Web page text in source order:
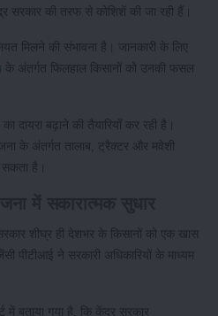
सरकार की तरफ से कोशिशें की जा रही हैं।
मिलने की संभावना है। जानकारी के लिए
के अंतर्गत फिलहाल किसानों को उनकी फसल
दायरा बढ़ाने की तैयारियाँ कर रही है।
के अंतर्गत तालाब, ट्रैक्टर और मवेशी
है।
शीघ्र ही देशभर के किसानों को एक खास
पीटीआई ने सरकारी अधिकारियों के माध्यम
में बताया गया है, कि केंद्र सरकार